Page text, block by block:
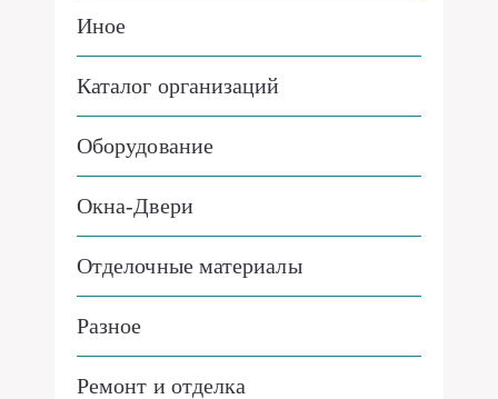
Иное
Каталог организаций
Оборудование
Окна-Двери
Отделочные материалы
Разное
Ремонт и отделка